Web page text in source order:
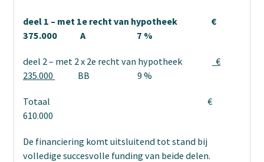
deel 1 – met 1e recht van hypotheek €
375.000 A 7 %
deel 2 – met 2 x 2e recht van hypotheek
€
235.000
BB 9 %
Totaal €
610.000
De financiering komt uitsluitend tot stand bij
volledige succesvolle funding van beide delen.